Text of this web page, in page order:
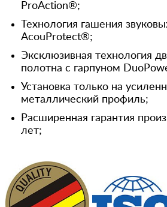
ProAction®;
Технология гашения
AcouProtect®;
Эксклюзивная технология
полотна с гарпуном
Установка только на
металлический профиль;
Расширенная гарантия
лет;